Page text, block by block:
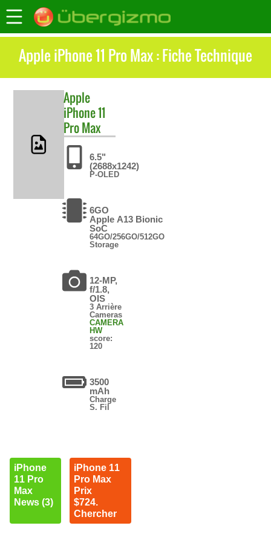
Apple iPhone 11 Pro Max : Fiche Technique
Apple
iPhone 11
Pro Max
6.5"
(2688x1242)
P-OLED
6GO
Apple A13 Bionic
SoC
64GO/256GO/512GO
Storage
12-MP,
f/1.8,
OIS
3 Arrière
Cameras
CAMERA
HW
score:
120
3500
mAh
Charge
S. Fil
iPhone
11 Pro
Max
News (3)
iPhone 11
Pro Max
Prix
$724.
Chercher